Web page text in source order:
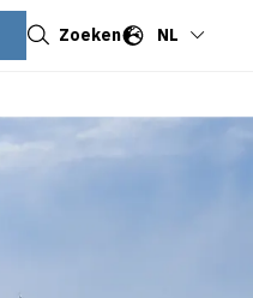
NL
Zoeken
Sluiten